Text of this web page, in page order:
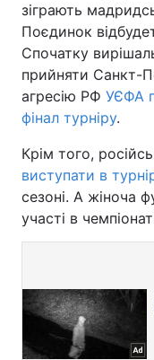
зіграють
Поєдинок
Спочатку
прийняти Санкт-
агресію РФ УЄФА
фінал турніру.
Крім того,
виступати в
сезоні. А жіноча
участі в